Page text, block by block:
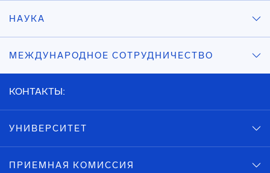
НАУКА
МЕЖДУНАРОДНОЕ СОТРУДНИЧЕСТВО
КОНТАКТЫ:
УНИВЕРСИТЕТ
ПРИЕМНАЯ КОМИССИЯ